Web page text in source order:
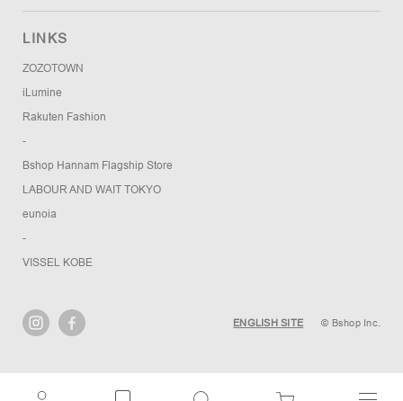
LINKS
ZOZOTOWN
iLumine
Rakuten Fashion
-
Bshop Hannam Flagship Store
LABOUR AND WAIT TOKYO
eunoia
-
VISSEL KOBE
ENGLISH SITE © Bshop Inc.